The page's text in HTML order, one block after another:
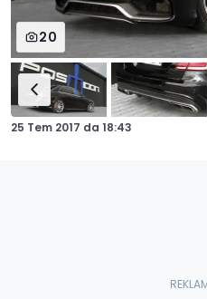
20
25 Tem 2017 da 18:43